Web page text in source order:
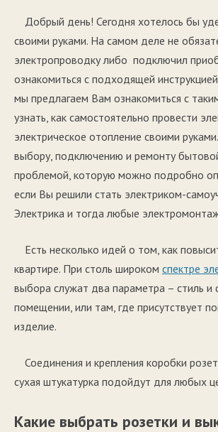
Добрый день! Сегодня хотелось бы
своими руками. На самом деле не
электропроводку либо подключил
ознакомиться с подходящей
мы предлагаем Вам ознакомиться с
узнать, как самостоятельно провести
электрическое отопление своими
выбору, подключению и ремонту
проблемой, которую можно подробно
если Вы решили стать электриком-
Электрика и тогда любые
Есть несколько идей о том, как
квартире. При столь широком спектре
выбора служат два параметра – стиль и
помещении, или там, где присутствует
изделие.
Соединения и крепления коробки
сухая штукатурка подойдут для любых
Какие выбрать розетки и